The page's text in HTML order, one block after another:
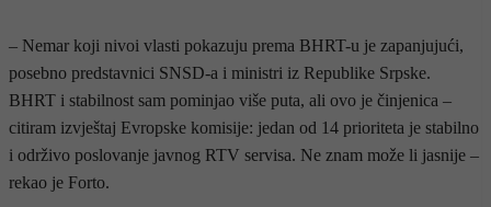
– Nemar koji nivoi vlasti pokazuju prema BHRT-u je zapanjujući,
posebno predstavnici SNSD-a i ministri iz Republike Srpske.
BHRT i stabilnost sam pominjao više puta, ali ovo je činjenica –
citiram izvještaj Evropske komisije: jedan od 14 prioriteta je stabilno
i održivo poslovanje javnog RTV servisa. Ne znam može li jasnije –
rekao je Forto.